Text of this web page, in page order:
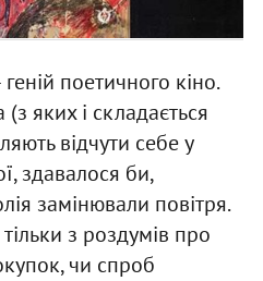
поетичного кіно.
яких і складається
відчути себе у
здавалося би,
замінювали повітря.
з роздумів про
чи спроб